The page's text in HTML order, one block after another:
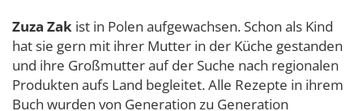
Zuza Zak ist in Polen aufgewachsen. Schon als Kind
hat sie gern mit ihrer Mutter in der Küche gestanden
und ihre Großmutter auf der Suche nach regionalen
Produkten aufs Land begleitet. Alle Rezepte in ihrem
Buch wurden von Generation zu Generation